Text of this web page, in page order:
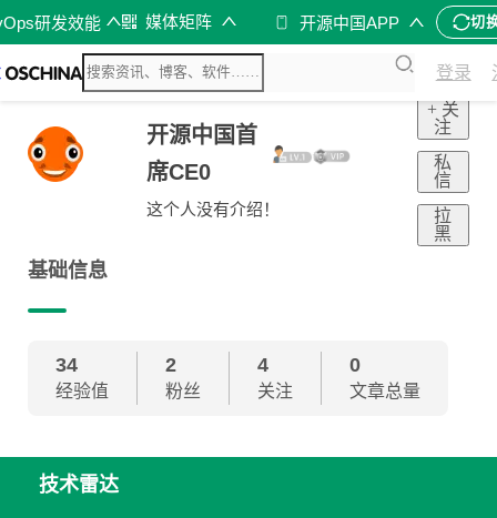
研发效能 媒体矩阵 开源中国APP 切
登录
开源中国首
席CE0
这个人没有介绍！
+ 关
注
私
信
拉
黑
基础信息
34
经验值
2
粉丝
4
关注
0
文章总量
技术雷达